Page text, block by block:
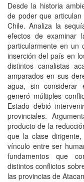
Desde la historia
de poder que
Chile. Analiza la
efectos de examinar
particularmente en un
inserción del país en
distintos canalistas
amparados en sus
agua, sin considerar
generó múltiples
Estado debió
provinciales.
producto de la
que la clase
vínculo entre ser
fundamentos que
distintos conflictos
las provincias de